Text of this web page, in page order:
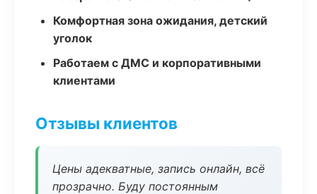
Комфортная зона ожидания, детский
уголок
Работаем с ДМС и корпоративными
клиентами
Отзывы клиентов
Цены адекватные, запись онлайн, всё
прозрачно. Буду постоянным